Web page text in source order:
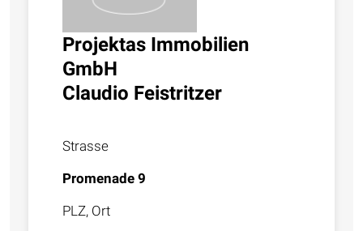
Projektas Immobilien
GmbH
Claudio Feistritzer
Strasse
Promenade 9
PLZ, Ort